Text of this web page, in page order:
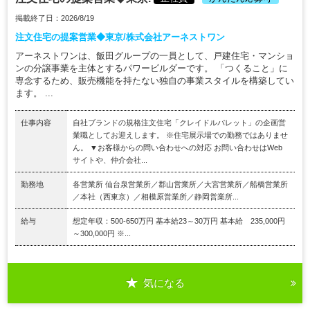
掲載終了日：2026/8/19
注文住宅の提案営業◆東京/株式会社アーネストワン
アーネストワンは、飯田グループの一員として、戸建住宅・マンショ
ンの分譲事業を主体とするパワービルダーです。 「つくること」に
専念するため、販売機能を持たない独自の事業スタイルを構築してい
ます。 ...
仕事内容
自社ブランドの規格注文住宅「クレイドルパレット」の企画営
業職としてお迎えします。 ※住宅展示場での勤務ではありませ
ん。 ▼お客様からの問い合わせへの対応 お問い合わせはWeb
サイトや、仲介会社...
勤務地
各営業所 仙台泉営業所／郡山営業所／大宮営業所／船橋営業所
／本社（西東京）／相模原営業所／静岡営業所...
給与
想定年収：500-650万円 基本給23～30万円 基本給 235,000円
～300,000円 ※...
気になる